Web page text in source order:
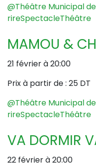
@Théâtre Municipal
rireSpectacleThéâtre
MAMOU &
21 février à 20:00
Prix à partir de : 25 DT
@Théâtre Municipal
rireSpectacleThéâtre
VA DORMIR
22 février à 20:00